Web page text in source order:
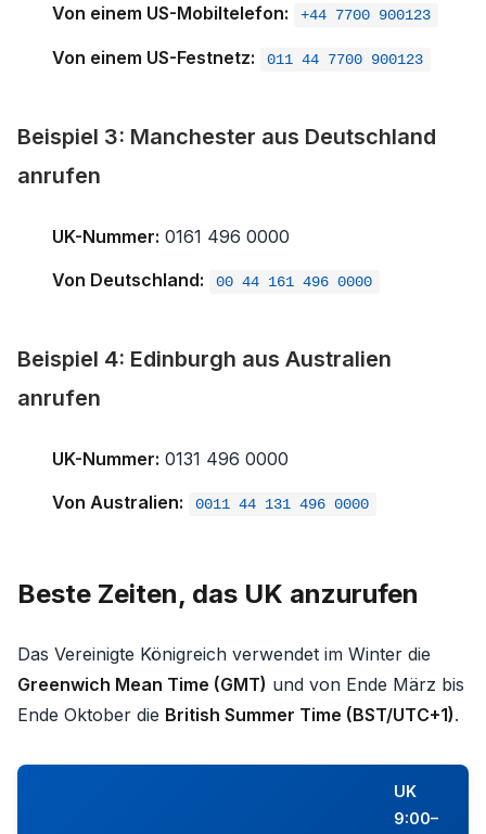
Von einem US-Mobiltelefon:
+44 7700 900123
Von einem US-Festnetz: 011 44 7700 900123
Beispiel 3: Manchester aus Deutschland
anrufen
UK-Nummer: 0161 496 0000
Von Deutschland:
00 44 161 496 0000
Beispiel 4: Edinburgh aus Australien
anrufen
UK-Nummer: 0131 496 0000
Von Australien:
0011 44 131 496 0000
Beste Zeiten, das UK anzurufen
Das Vereinigte Königreich verwendet im Winter die
Greenwich Mean Time (GMT) und von Ende März bis
Ende Oktober die British Summer Time (BST/UTC+1).
UK
9:00–